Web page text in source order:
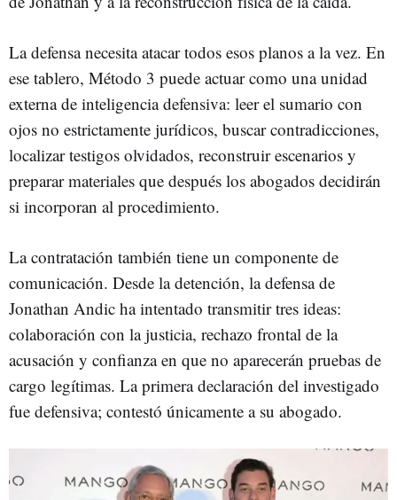
La defensa necesita atacar todos esos planos a la vez. En
ese tablero, Método 3 puede actuar como una unidad
externa de inteligencia defensiva: leer el sumario con
ojos no estrictamente jurídicos, buscar contradicciones,
localizar testigos olvidados, reconstruir escenarios y
preparar materiales que después los abogados decidirán
si incorporan al procedimiento.
La contratación también tiene un componente de
comunicación. Desde la detención, la defensa de
Jonathan Andic ha intentado transmitir tres ideas:
colaboración con la justicia, rechazo frontal de la
acusación y confianza en que no aparecerán pruebas de
cargo legítimas. La primera declaración del investigado
fue defensiva; contestó únicamente a su abogado.